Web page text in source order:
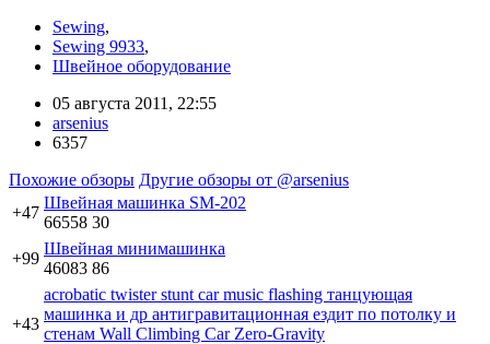
Sewing,
Sewing 9933,
Швейное оборудование
05 августа 2011, 22:55
arsenius
6357
Похожие обзоры Другие обзоры от @arsenius
+47
Швейная машинка SM-202
66558 30
+99
Швейная минимашинка
46083 86
+43
acrobatic twister stunt car music flashing танцующая
машинка и др антигравитационная ездит по потолку и
стенам Wall Climbing Car Zero-Gravity